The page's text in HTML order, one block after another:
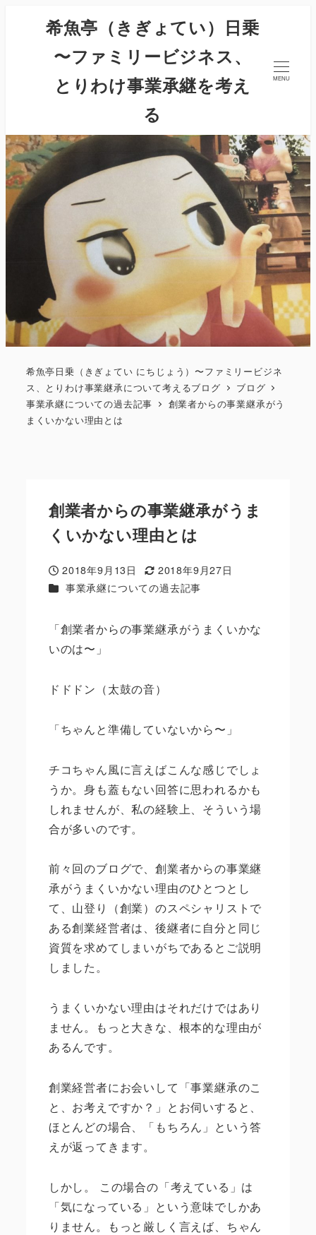
希魚亭（きぎょてい）日乗
〜ファミリービジネス、
とりわけ事業承継を考え
る
MENU
希魚亭日乗（きぎょてい にちじょう）〜ファミリービジネ
ス、とりわけ事業継承について考えるブログ
ブログ
事業承継についての過去記事
創業者からの事業継承がう
まくいかない理由とは
創業者からの事業継承がうま
くいかない理由とは
投稿日
2018年9月13日
更新日
2018年9月27日
カテゴリー
事業承継についての過去記事
「創業者からの事業継承がうまくいかな
いのは〜」
ドドドン（太鼓の音）
「ちゃんと準備していないから〜」
チコちゃん風に言えばこんな感じでしょ
うか。身も蓋もない回答に思われるかも
しれませんが、私の経験上、そういう場
合が多いのです。
前々回のブログで、創業者からの事業継
承がうまくいかない理由のひとつとし
て、山登り（創業）のスペシャリストで
ある創業経営者は、後継者に自分と同じ
資質を求めてしまいがちであるとご説明
しました。
うまくいかない理由はそれだけではあり
ません。もっと大きな、根本的な理由が
あるんです。
創業経営者にお会いして「事業継承のこ
と、お考えですか？」とお伺いすると、
ほとんどの場合、「もちろん」という答
えが返ってきます。
しかし。 この場合の「考えている」は
「気になっている」という意味でしかあ
りません。もっと厳しく言えば、ちゃん